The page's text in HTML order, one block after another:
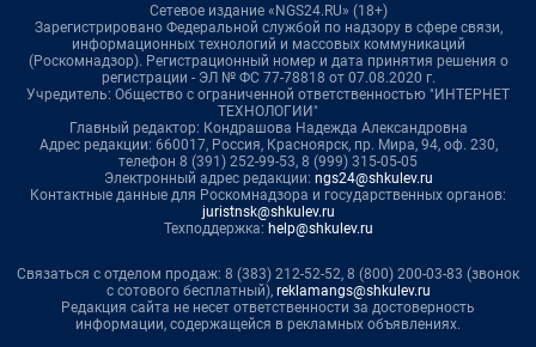
Сетевое издание «NGS24.RU» (18+)
Зарегистрировано Федеральной службой по надзору в сфере связи,
информационных технологий и массовых коммуникаций
(Роскомнадзор). Регистрационный номер и дата принятия решения о
регистрации - ЭЛ № ФС 77-78818 от 07.08.2020 г.
Учредитель: Общество с ограниченной ответственностью "ИНТЕРНЕТ
ТЕХНОЛОГИИ"
Главный редактор: Кондрашова Надежда Александровна
Адрес редакции: 660017, Россия, Красноярск, пр. Мира, 94, оф. 230,
телефон 8 (391) 252-99-53, 8 (999) 315-05-05
Электронный адрес редакции: ngs24@shkulev.ru
Контактные данные для Роскомнадзора и государственных органов:
juristnsk@shkulev.ru
Техподдержка: help@shkulev.ru
Связаться с отделом продаж: 8 (383) 212-52-52, 8 (800) 200-03-83 (звонок
с сотового бесплатный), reklamangs@shkulev.ru
Редакция сайта не несет ответственности за достоверность
информации, содержащейся в рекламных объявлениях.